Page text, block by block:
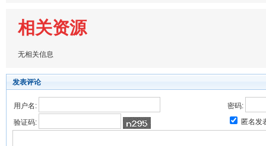
相关资源
无相关信息
发表评论
用户名:
密码:
验证码:
匿名发